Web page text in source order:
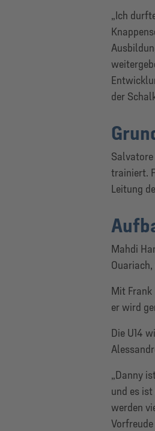
„Ich
der
trainiert.
Leitung
Mahdi
Mit Frank
er wird
Die U14
„Danny
und es
werden